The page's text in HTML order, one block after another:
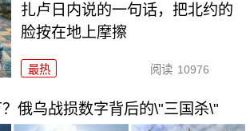
扎卢日内说的一句话，把北约的
脸按在地上摩擦
最热 阅读 10976
俄乌战损数字背后的\"三国杀\"